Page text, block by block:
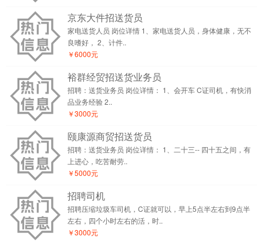
京东大件招送货员
家电送货人员 岗位详情 1、家电送货人员，身体健康，无不
良嗜好， 2、计件..
￥6000元
裕群经贸招送货业务员
招聘：送货业务员 岗位详情： 1、会开车 C证司机，有快消
品业务经验 2..
￥3000元
颐康源商贸招送货员
招聘：送货业务员 岗位详情： 1、二十三-- 四十五之间，有
上进心，吃苦耐劳..
￥5000元
招聘司机
招聘压缩垃圾车司机，C证就可以，早上5点半左右到9点半
左右，四个小时左右的活，时..
￥3000元